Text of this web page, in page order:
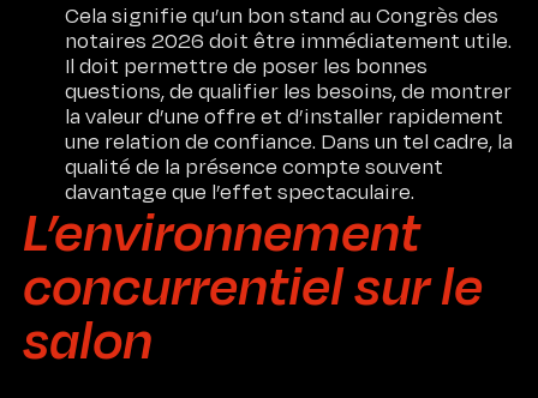
Cela signifie qu’un bon stand au Congrès des
notaires 2026 doit être immédiatement utile.
Il doit permettre de poser les bonnes
questions, de qualifier les besoins, de montrer
la valeur d’une offre et d’installer rapidement
une relation de confiance. Dans un tel cadre, la
qualité de la présence compte souvent
davantage que l’effet spectaculaire.
L’environnement
concurrentiel sur le
salon